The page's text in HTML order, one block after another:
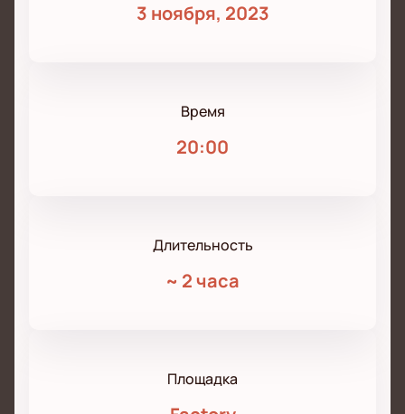
3 ноября, 2023
Время
20:00
Длительность
~ 2 часа
Площадка